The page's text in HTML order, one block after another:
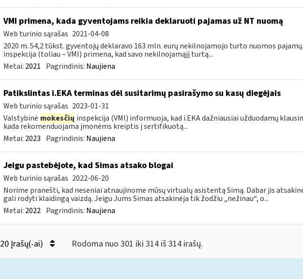
VMI primena, kada gyventojams reikia deklaruoti pajamas už NT nuomą
Web turinio sąrašas 2021-04-08
2020 m. 54,2 tūkst. gyventojų deklaravo 163 mln. eurų nekilnojamojo turto nuomos
inspekcija (toliau – VMI) primena, kad savo nekilnojamąjį turtą...
Metai: 2021 Pagrindinis: Naujiena
Patikslintas i.EKA terminas dėl susitarimų pasirašymo su kasų diegėjais
Web turinio sąrašas 2023-01-31
Valstybinė mokesčių inspekcija (VMI) informuoja, kad i.EKA dažniausiai užduodamų
kada rekomenduojama įmonėms kreiptis į sertifikuotą...
Metai: 2023 Pagrindinis: Naujiena
Jeigu pastebėjote, kad Simas atsako blogai
Web turinio sąrašas 2022-06-20
Norime pranešti, kad neseniai atnaujinome mūsų virtualų asistentą Simą. Dabar jis
gali rodyti klaidingą vaizdą. Jeigu Jums Simas atsakinėja tik žodžiu „nežinau“, o...
Metai: 2022 Pagrindinis: Naujiena
20 Įrašų(-ai) Rodoma nuo 301 iki 314 iš 314 irašų.